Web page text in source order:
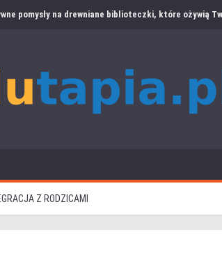
pomysły na drewniane biblioteczki, które ożywią
Z RODZICAMI